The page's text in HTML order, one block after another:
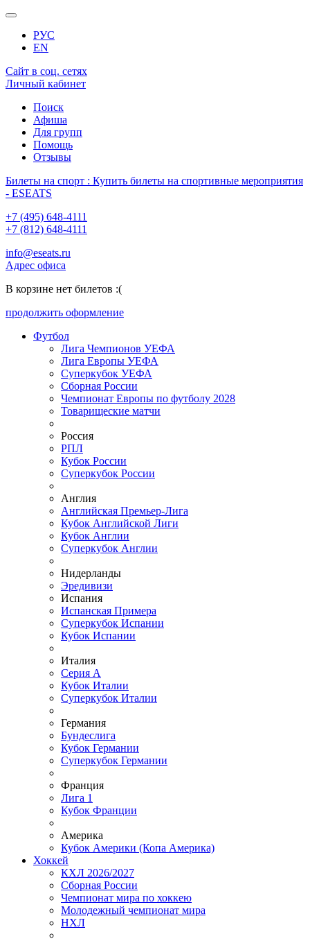
РУС
EN
Сайт в соц. сетях
Личный кабинет
Поиск
Афиша
Для групп
Помощь
Отзывы
Билеты на спорт : Купить билеты на спортивные мероприятия
- ESEATS
+7 (495) 648-4111
+7 (812) 648-4111
info@eseats.ru
Адрес офиса
В корзине нет билетов :(
продолжить оформление
Футбол
Лига Чемпионов УЕФА
Лига Европы УЕФА
Суперкубок УЕФА
Сборная России
Чемпионат Европы по футболу 2028
Товарищеские матчи
Россия
РПЛ
Кубок России
Суперкубок России
Англия
Английская Премьер-Лига
Кубок Английской Лиги
Кубок Англии
Суперкубок Англии
Нидерланды
Эредивизи
Испания
Испанская Примера
Суперкубок Испании
Кубок Испании
Италия
Серия А
Кубок Италии
Суперкубок Италии
Германия
Бундеслига
Кубок Германии
Суперкубок Германии
Франция
Лига 1
Кубок Франции
Америка
Кубок Америки (Копа Америка)
Хоккей
КХЛ 2026/2027
Сборная России
Чемпионат мира по хоккею
Молодежный чемпионат мира
НХЛ